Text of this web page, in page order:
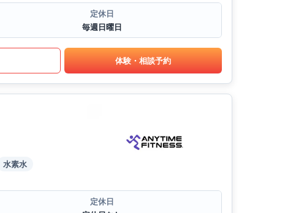
定休日
毎週日曜日
体験・相談予約
水素水
定休日